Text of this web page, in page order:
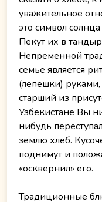
уважительное
это символ
Пекут их в
Непременной
семье является
(лепешки)
старший из
Узбекистане Вы
нибудь
землю хлеб.
поднимут и
«осквернил» его.
Традиционные